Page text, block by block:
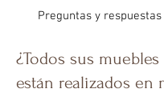
Preguntas y
¿Todos sus
están realizados en